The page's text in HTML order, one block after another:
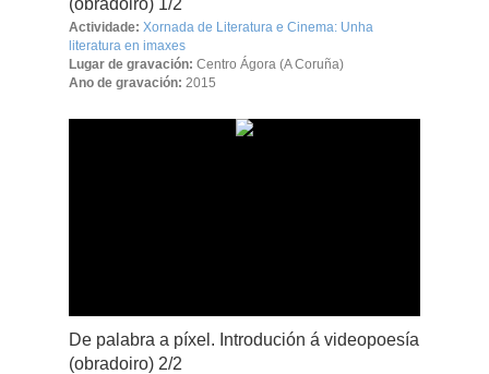
Actividade: Xornada de Literatura e Cinema: Unha
literatura en imaxes
Lugar de gravación: Centro Ágora (A Coruña)
Ano de gravación: 2015
De palabra a píxel. Introdución á videopoesía
(obradoiro) 2/2